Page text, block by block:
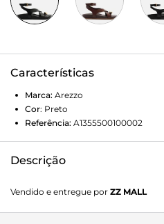
Características
Marca: Arezzo
Cor: Preto
Referência: A1355500100002
Descrição
rasteiro, palmilha com formato
nome da marca. Possui solado
Vendido e entregue por ZZ MALL